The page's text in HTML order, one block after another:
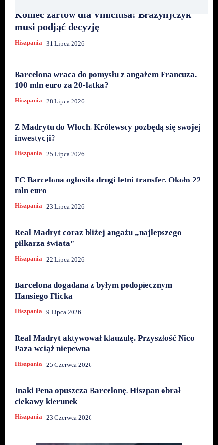
Koniec żartów dla Viniciusa! Brazylijczyk
musi podjąć decyzję
Hiszpania 31 Lipca 2026
Barcelona wraca do pomysłu z angażem Francuza.
100 mln euro za 20-latka?
Hiszpania 28 Lipca 2026
Z Madrytu do Włoch. Królewscy pozbędą się swojej
inwestycji?
Hiszpania 25 Lipca 2026
FC Barcelona ogłosiła drugi letni transfer. Około 22
mln euro
Hiszpania 23 Lipca 2026
Real Madryt coraz bliżej angażu „najlepszego
piłkarza świata”
Hiszpania 22 Lipca 2026
Barcelona dogadana z byłym podopiecznym
Hansiego Flicka
Hiszpania 9 Lipca 2026
Real Madryt aktywował klauzulę. Przyszłość Nico
Paza wciąż niepewna
Hiszpania 25 Czerwca 2026
Inaki Pena opuszcza Barcelonę. Hiszpan obrał
ciekawy kierunek
Hiszpania 23 Czerwca 2026